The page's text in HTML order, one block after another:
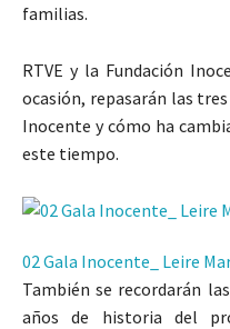
familias.
RTVE y la Fundación
ocasión, repasarán las
Inocente y cómo ha
este tiempo.
02 Gala Inocente_ Leire
También se recordarán
años de historia del